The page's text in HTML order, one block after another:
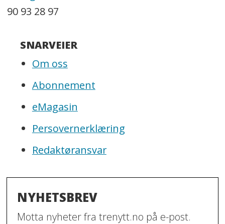
90 93 28 97
SNARVEIER
Om oss
Abonnement
eMagasin
Persovernerklæring
Redaktøransvar
NYHETSBREV
Motta nyheter fra trenytt.no på e-post.